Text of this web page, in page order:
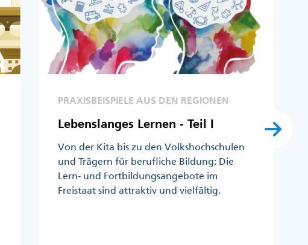
PRAXISBEISPIELE AUS DEN REGIONEN
Lebenslanges Lernen - Teil I
Von der Kita bis zu den Volkshochschulen
und Trägern für berufliche Bildung: Die
Lern- und Fortbildungsangebote im
Freistaat sind attraktiv und vielfältig.